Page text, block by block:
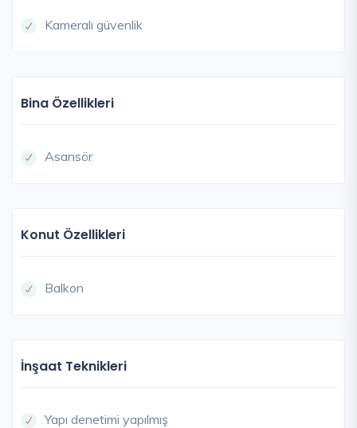
Kameralı güvenlik
Bina Özellikleri
Asansör
Konut Özellikleri
Balkon
İnşaat Teknikleri
Yapı denetimi yapılmış